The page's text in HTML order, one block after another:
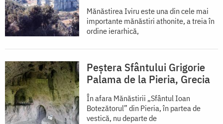
Mănăstirea Iviru este una din cele mai
importante mănăstiri athonite, a treia în
ordine ierarhică,
Peștera Sfântului Grigorie
Palama de la Pieria, Grecia
În afara Mănăstirii „Sfântul Ioan
Botezătorul” din Pieria, în partea de
vestică, nu departe de